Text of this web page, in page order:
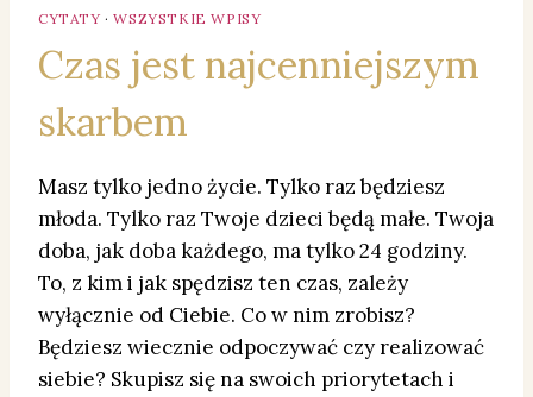
CYTATY ·WSZYSTKIE WPISY
Czas jest najcenniejszym
skarbem
Masz tylko jedno życie. Tylko raz będziesz
młoda. Tylko raz Twoje dzieci będą małe. Twoja
doba, jak doba każdego, ma tylko 24 godziny.
To, z kim i jak spędzisz ten czas, zależy
wyłącznie od Ciebie. Co w nim zrobisz?
Będziesz wiecznie odpoczywać czy realizować
siebie? Skupisz się na swoich priorytetach i